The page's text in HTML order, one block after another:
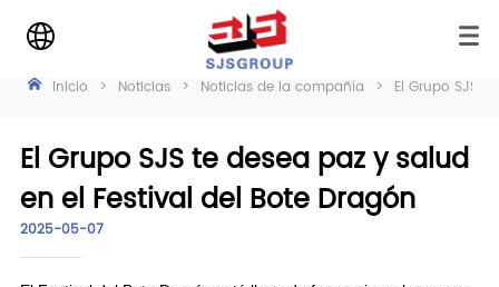
Inicio > Noticias > Noticias de la compañía > El Grupo SJS
El Grupo SJS te desea paz y salud
en el Festival del Bote Dragón
2025-05-07